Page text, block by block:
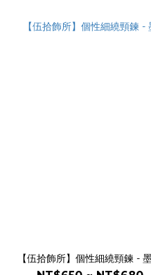
【伍拾飾所】個性細繞頸鍊 -